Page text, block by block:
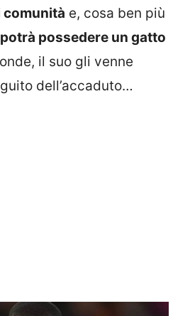
comunità e, cosa ben più
possedere un gatto
il suo gli venne
dell’accaduto…